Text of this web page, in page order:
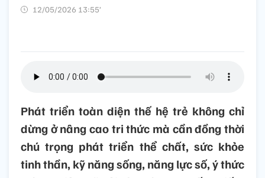
12/05/2026 13:55’
Phát triển toàn diện thế hệ trẻ không chỉ
dừng ở nâng cao tri thức mà cần đồng thời
chú trọng phát triển thể chất, sức khỏe
tinh thần, kỹ năng sống, năng lực số, ý thức